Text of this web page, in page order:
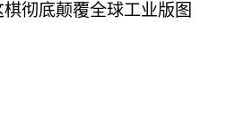
棋彻底颠覆全球工业版图